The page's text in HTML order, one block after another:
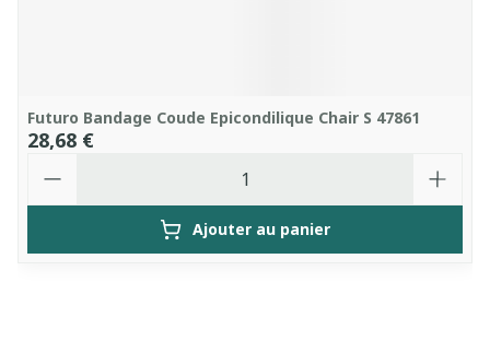
Futuro Bandage Coude Epicondilique Chair S 47861
28,68 €
Ajouter au panier